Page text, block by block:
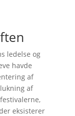
ledelse og
havde
af
af
eksisterer